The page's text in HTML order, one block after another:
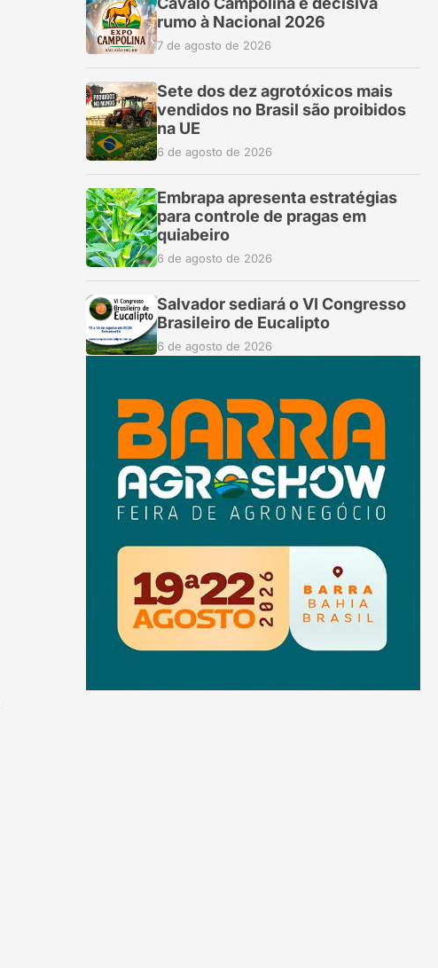
rumo à Nacional 2026
7 de agosto de 2026
Sete dos dez agrotóxicos mais
vendidos no Brasil são proibidos
na UE
6 de agosto de 2026
Embrapa apresenta estratégias
para controle de pragas em
quiabeiro
6 de agosto de 2026
Salvador sediará o VI Congresso
Brasileiro de Eucalipto
6 de agosto de 2026